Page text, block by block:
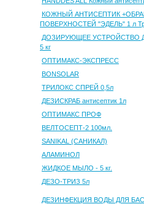
КОЖНЫЙ АНТИСЕПТИК
ПОВЕРХНОСТЕЙ "ЭДЕЛЬ" 1 л
ДОЗИРУЮЩЕЕ УСТРОЙСТВО
5 кг
ОПТИМАКС-ЭКСПРЕСС
BONSOLAR
ТРИЛОКС СПРЕЙ 0,5л
ДЕЗИСКРАБ антисептик 1л
ОПТИМАКС ПРОФ
ВЕЛТОСЕПТ-2 100мл.
SANIKAL (САНИКАЛ)
АЛАМИНОЛ
ЖИДКОЕ МЫЛО - 5 кг.
ДЕЗО-ТРИЗ 5л
ДЕЗИНФЕКЦИЯ ВОДЫ ДЛЯ